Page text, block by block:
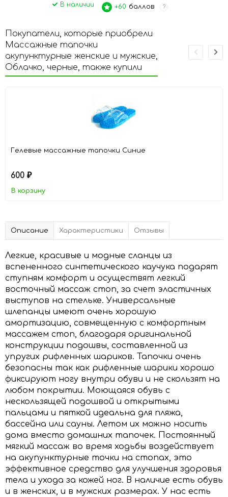
+60 баллов ?
В наличии
Покупатели, которые приобрели
Массажные тапочки
акупунктурные женские и мужские,
Облачко, черные, также купили
Гелевые массажные тапочки Cиние
600 ₽
В корзину
Описание Характеристики Отзывы
Легкие, красивые и модные сланцы из
вспененного синтетического каучука подарят
ступням комфорт и осуществят легкий
восточный массаж стоп, за счет эластичных
выступов на стельке. Универсальные
шлепанцы имеют очень хорошую
амортизацию, совмещенную с комфортным
массажем стоп, благодаря оригинальной
конструкции подошвы, составленной из
упругих рифленных шариков. Тапочки очень
безопасны так как рифленные шарики хорошо
фиксируют ногу внутри обуви и не скользят на
любом покрытии. Моющаяся обувь с
нескользящей подошвой и открытыми
пальцами и пяткой идеальна для пляжа,
бассейна или сауны. Летом их можно носить
дома вместо домашних тапочек. Постоянный
мягкий массаж во время ходьбы воздействует
на акупунктурные точки на стопах, это
эффективное средство для улучшения здоровья
тела и ухода за кожей ног. В наличие есть обувь
и в женских, и в мужских размерах. У нас есть